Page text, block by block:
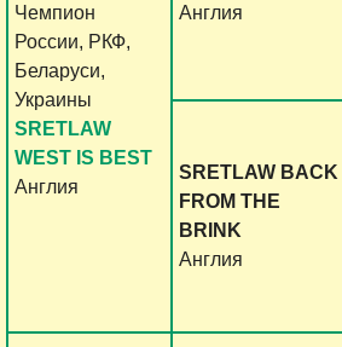
Чемпион
России, РКФ,
Беларуси,
Украины
SRETLAW
WEST IS BEST
Англия
Англия
SRETLAW BACK
FROM THE
BRINK
Англия